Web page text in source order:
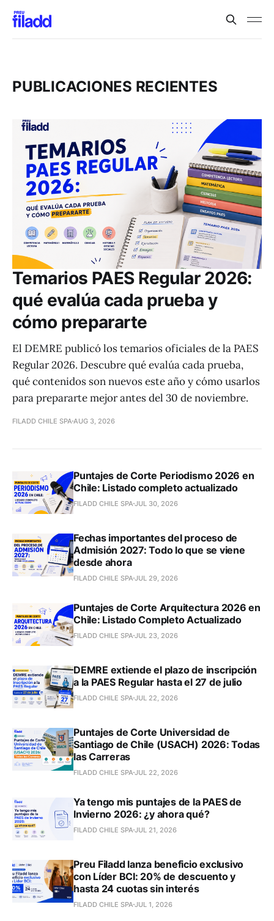
PUBLICACIONES RECIENTES
Temarios PAES Regular 2026:
qué evalúa cada prueba y
cómo prepararte
El DEMRE publicó los temarios oficiales de la PAES
Regular 2026. Descubre qué evalúa cada prueba,
qué contenidos son nuevos este año y cómo usarlos
para prepararte mejor antes del 30 de noviembre.
FILADD CHILE SPA AUG 3, 2026
Puntajes de Corte Periodismo 2026 en
Chile: Listado completo actualizado
FILADD CHILE SPA JUL 30, 2026
Fechas importantes del proceso de
Admisión 2027: Todo lo que se viene
desde ahora
FILADD CHILE SPA JUL 29, 2026
Puntajes de Corte Arquitectura 2026 en
Chile: Listado Completo Actualizado
FILADD CHILE SPA JUL 23, 2026
DEMRE extiende el plazo de inscripción
a la PAES Regular hasta el 27 de julio
FILADD CHILE SPA JUL 22, 2026
Puntajes de Corte Universidad de
Santiago de Chile (USACH) 2026: Todas
las Carreras
FILADD CHILE SPA JUL 22, 2026
Ya tengo mis puntajes de la PAES de
Invierno 2026: ¿y ahora qué?
FILADD CHILE SPA JUL 21, 2026
Preu Filadd lanza beneficio exclusivo
con Líder BCI: 20% de descuento y
hasta 24 cuotas sin interés
FILADD CHILE SPA JUL 1, 2026